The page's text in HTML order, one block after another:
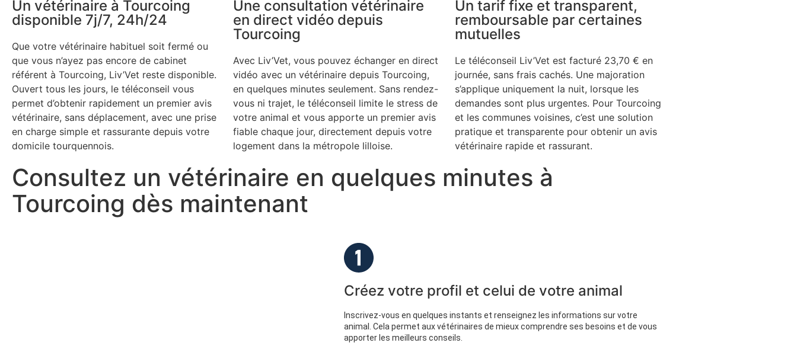
Un vétérinaire à Tourcoing
disponible 7j/7, 24h/24
Que votre vétérinaire habituel soit fermé ou
que vous n’ayez pas encore de cabinet
référent à Tourcoing, Liv’Vet reste disponible.
Ouvert tous les jours, le téléconseil vous
permet d’obtenir rapidement un premier avis
vétérinaire, sans déplacement, avec une prise
en charge simple et rassurante depuis votre
domicile tourquennois.
Une consultation vétérinaire
en direct vidéo depuis
Tourcoing
Avec Liv’Vet, vous pouvez échanger en direct
vidéo avec un vétérinaire depuis Tourcoing,
en quelques minutes seulement. Sans rendez-
vous ni trajet, le téléconseil limite le stress de
votre animal et vous apporte un premier avis
fiable chaque jour, directement depuis votre
logement dans la métropole lilloise.
Un tarif fixe et transparent,
remboursable par certaines
mutuelles
Le téléconseil Liv’Vet est facturé 23,70 € en
journée, sans frais cachés. Une majoration
s’applique uniquement la nuit, lorsque les
demandes sont plus urgentes. Pour Tourcoing
et les communes voisines, c’est une solution
pratique et transparente pour obtenir un avis
vétérinaire rapide et rassurant.
Consultez un vétérinaire en quelques minutes à
Tourcoing dès maintenant
Créez votre profil et celui de votre animal
Inscrivez-vous en quelques instants et renseignez les informations sur votre
animal. Cela permet aux vétérinaires de mieux comprendre ses besoins et de vous
apporter les meilleurs conseils.